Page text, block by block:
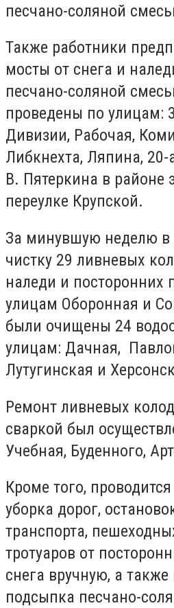
песчано-соляной
Также работники
мосты от снега и
песчано-соляной
проведены по улицам:
Дивизии, Рабочая,
Либкнехта, Ляпина,
В. Пятеркина в районе
переулке Крупской.
За минувшую неделю в
чистку 29 ливневых
наледи и посторонних
улицам Оборонная и
были очищены 24
улицам: Дачная,
Лутугинская и
Ремонт ливневых
сваркой был
Учебная, Буденного,
Кроме того,
уборка дорог,
транспорта,
тротуаров от
снега вручную, а также
подсыпка песчано-